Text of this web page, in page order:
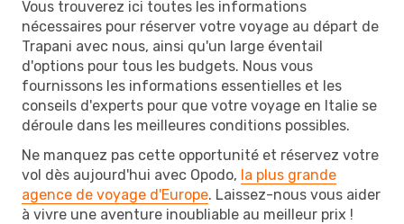
Vous trouverez ici toutes les informations
nécessaires pour réserver votre voyage au départ de
Trapani avec nous, ainsi qu'un large éventail
d'options pour tous les budgets. Nous vous
fournissons les informations essentielles et les
conseils d'experts pour que votre voyage en Italie se
déroule dans les meilleures conditions possibles.
Ne manquez pas cette opportunité et réservez votre
vol dès aujourd'hui avec Opodo, la plus grande
agence de voyage d'Europe. Laissez-nous vous aider
à vivre une aventure inoubliable au meilleur prix !